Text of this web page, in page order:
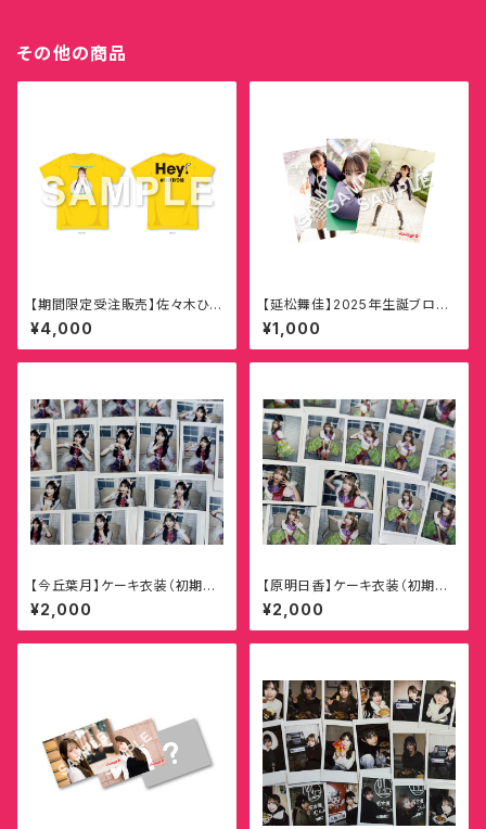
その他の商品
【期間限定受注販売】佐々木ひま
わり生誕祭2026 ひまわり組 拡
大宣言！「 ひまわり組拡大Tシャ
ツ!!!」
¥4,000
【延松舞佳】2025年生誕ブロマ
イド（全20種・ランダム3枚1セッ
ト）
¥1,000
【今丘葉月】ケーキ衣装（初期衣
装カスタム）記念ランダムチェキ
¥2,000
【原明日香】ケーキ衣装（初期衣
装カスタム）記念ランダムチェキ
¥2,000